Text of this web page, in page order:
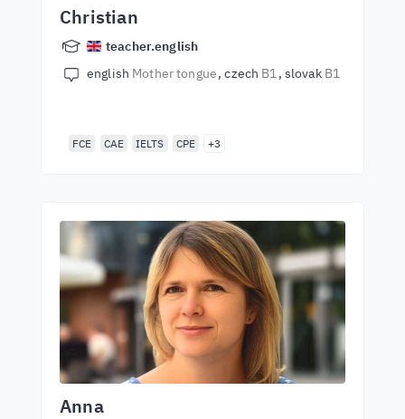
Christian
teacher.english
english Mother tongue czech B1 slovak B1
FCE CAE IELTS CPE +3
Anna